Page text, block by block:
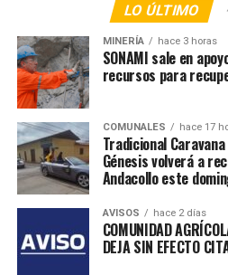
LO ÚLTIMO
MINERÍA hace 3 horas
SONAMI sale en
recursos para
COMUNALES hace 17
Tradicional
Génesis volverá a
Andacollo este
AVISOS hace 2 días
COMUNIDAD
DEJA SIN EFECTO